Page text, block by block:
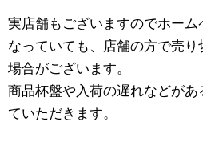
実店舗もございますのでホー
なっていても、店舗の方で売
場合がございます。
商品杯盤や入荷の遅れなどが
ていただきます。